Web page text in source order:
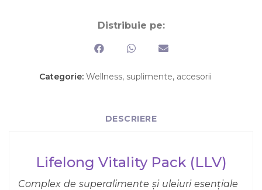
Distribuie pe:
Categorie: Wellness, suplimente, accesorii
DESCRIERE
Lifelong Vitality Pack (LLV)
Complex de superalimente și uleiuri esențiale